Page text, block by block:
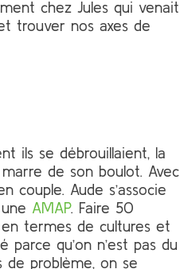
chez Jules qui venait
trouver nos axes de
ils se débrouillaient, la
de son boulot. Avec
Aude s’associe
AMAP. Faire 50
termes de cultures et
parce qu’on n’est pas du
problème, on se